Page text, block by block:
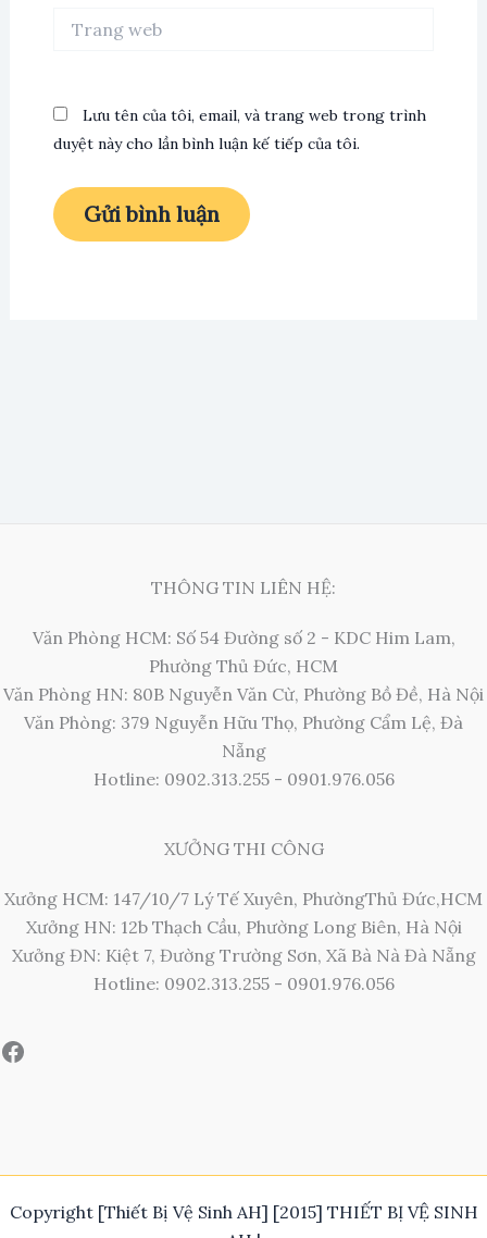
web
Lưu tên của tôi, email, và trang web trong trình
duyệt này cho lần bình luận kế tiếp của tôi.
THÔNG TIN LIÊN HỆ:
Văn Phòng HCM: Số 54 Đường số 2 - KDC Him Lam,
Phường Thủ Đức, HCM
Văn Phòng HN: 80B Nguyễn Văn Cừ, Phường Bồ Đề, Hà Nội
Văn Phòng: 379 Nguyễn Hữu Thọ, Phường Cẩm Lệ, Đà
Nẵng
Hotline: 0902.313.255 - 0901.976.056
XƯỞNG THI CÔNG
Xưởng HCM: 147/10/7 Lý Tế Xuyên, PhườngThủ Đức,HCM
Xưởng HN: 12b Thạch Cầu, Phường Long Biên, Hà Nội
Xưởng ĐN: Kiệt 7, Đường Trường Sơn, Xã Bà Nà Đà Nẵng
Hotline: 0902.313.255 - 0901.976.056
Copyright [Thiết Bị Vệ Sinh AH] [2015] THIẾT BỊ VỆ SINH